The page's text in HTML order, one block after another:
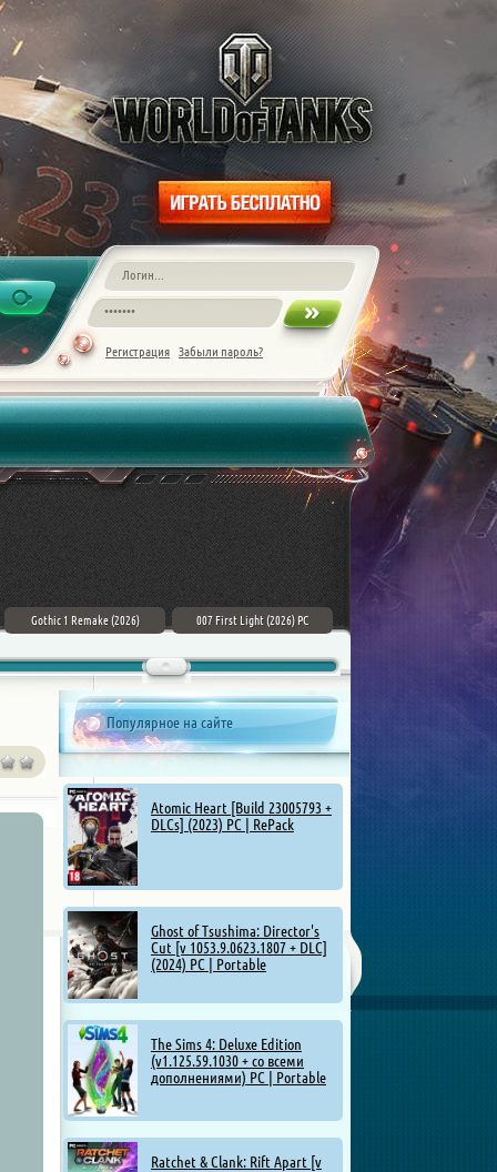
Регистрация Забыли пароль?
Gothic 1 Remake (2026) 007 First Light (2026) PC
ZERO PARADES: For Dead Spies
Популярное на сайте
Atomic Heart [Build 23005793 +
DLCs] (2023) PC | RePack
Ghost of Tsushima: Director's
Cut [v 1053.9.0623.1807 + DLC]
(2024) PC | Portable
The Sims 4: Deluxe Edition
(v1.125.59.1030 + со всеми
дополнениями) PC | Portable
Ratchet & Clank: Rift Apart [v